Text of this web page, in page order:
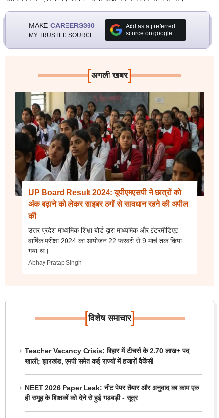
MAKE CAREERS360
MY TRUSTED SOURCE
Add as a preferred
source on google
[अगली खबर]
UP Board Result 2024: यूपीएमएसपी ने छात्रों को
अंक बढ़ाने को लेकर साइबर ठगों से सावधान रहने की अपील
की
उत्तर प्रदेश माध्यमिक शिक्षा बोर्ड द्वारा माध्यमिक और इंटरमीडिएट
वार्षिक परीक्षा 2024 का आयोजन 22 फरवरी से 9 मार्च तक किया
गया था।
Abhay Pratap Singh
[विशेष समाचार]
Teacher Vacancy Crisis: बिहार में टीचर्स के 2.70 लाख+ पद
खाली; झारखंड, एमपी समेत कई राज्यों में हजारों वैकेंसी
NEET 2026 Paper Leak: नीट पेपर तैयार और अनुवाद का काम एक
ही समूह के शिक्षकों को देने से हुई गड़बड़ी - सूत्र